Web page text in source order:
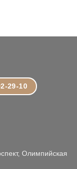
29-10
Олимпийская